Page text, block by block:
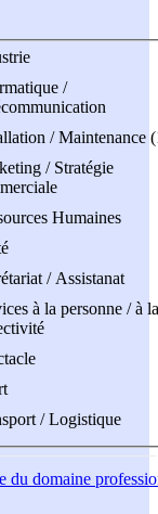
/
/ Maintenance
/ Stratégie
Humaines
/ Assistanat
à la personne / à la
/ Logistique
du domaine